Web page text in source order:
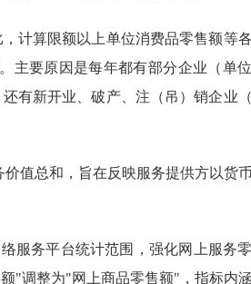
计算限额以上单位消费品零售额等
主要原因是每年都有部分企业（单
有新开业、破产、注（吊）销企业（
值总和，旨在反映服务提供方以货
服务平台统计范围，强化网上服务
"调整为"网上商品零售额"，指标内